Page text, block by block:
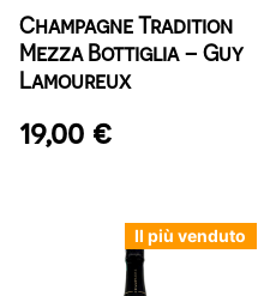
Champagne Tradition
Mezza Bottiglia – Guy
Lamoureux
19,00 €
Il più venduto